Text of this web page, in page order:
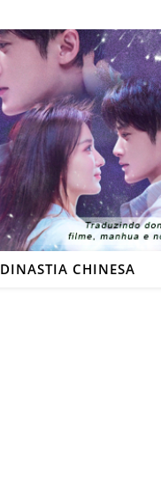
DINASTIA CHINESA